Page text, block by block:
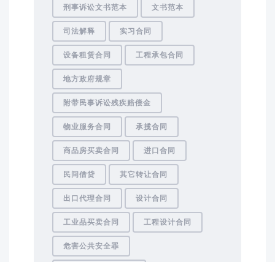
刑事诉讼文书范本 文书范本
司法解释 实习合同
设备租赁合同 工程承包合同
地方政府规章
附带民事诉讼残疾赔偿金
物业服务合同 承揽合同
商品房买卖合同 进口合同
民间借贷 其它转让合同
出口代理合同 设计合同
工业品买卖合同 工程设计合同
危害公共安全罪